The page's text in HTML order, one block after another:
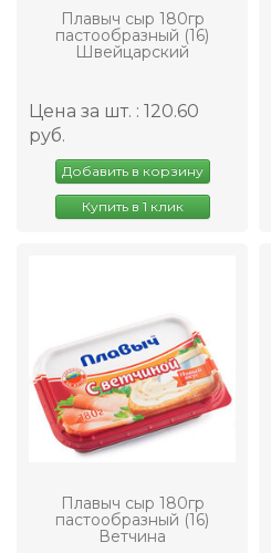
Плавыч сыр 180гр
пастообразный (16)
Швейцарский
Цена за шт. : 120.60
руб.
Добавить в корзину
Купить в 1 клик
Плавыч сыр 180гр
пастообразный (16)
Ветчина